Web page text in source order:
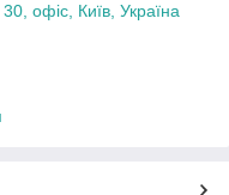
офіс, Київ, Україна